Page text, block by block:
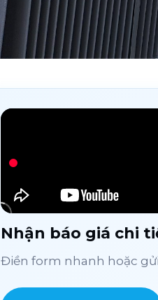
Nhận báo giá chi
Điền form nhanh hoặc